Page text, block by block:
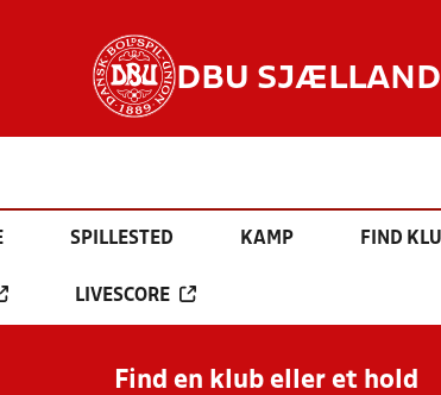
DBU SJÆLLAND
SPILLESTED KAMP FIND
LIVESCORE
Find en klub eller et hold